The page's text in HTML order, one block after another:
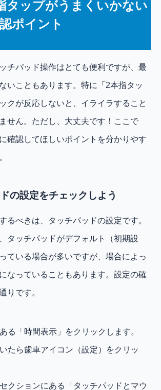
タップがうまくいかない
ポイント
チパッド操作はとても便利ですが、最
いこともあります。特に「2本指タッ
クが反応しないと、イライラすること
せん。ただし、大丈夫です！ここで
確認してほしいポイントを分かりやす
の設定をチェックしよう
るべきは、タッチパッドの設定です。
タッチパッドがデフォルト（初期設
ている場合が多いですが、場合によっ
なっていることもあります。設定の確
りです。
る「時間表示」をクリックします。
たら歯車アイコン（設定）をクリッ
クションにある「タッチパッドとマウ